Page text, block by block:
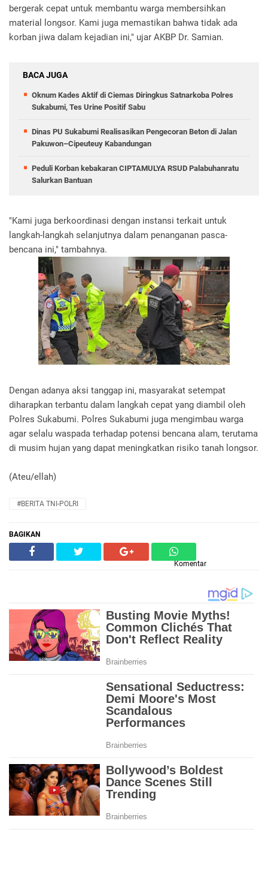
bergerak cepat untuk membantu warga membersihkan
material longsor. Kami juga memastikan bahwa tidak ada
korban jiwa dalam kejadian ini," ujar AKBP Dr. Samian.
BACA JUGA
Oknum Kades Aktif di Ciemas Diringkus Satnarkoba Polres
Sukabumi, Tes Urine Positif Sabu
Dinas PU Sukabumi Realisasikan Pengecoran Beton di Jalan
Pakuwon–Cipeuteuy Kabandungan
Peduli Korban kebakaran CIPTAMULYA RSUD Palabuhanratu
Salurkan Bantuan
"Kami juga berkoordinasi dengan instansi terkait untuk
langkah-langkah selanjutnya dalam penanganan pasca-
bencana ini," tambahnya.
Dengan adanya aksi tanggap ini, masyarakat setempat
diharapkan terbantu dalam langkah cepat yang diambil oleh
Polres Sukabumi. Polres Sukabumi juga mengimbau warga
agar selalu waspada terhadap potensi bencana alam, terutama
di musim hujan yang dapat meningkatkan risiko tanah longsor.
(Ateu/ellah)
#BERITA TNI-POLRI
BAGIKAN
Komentar